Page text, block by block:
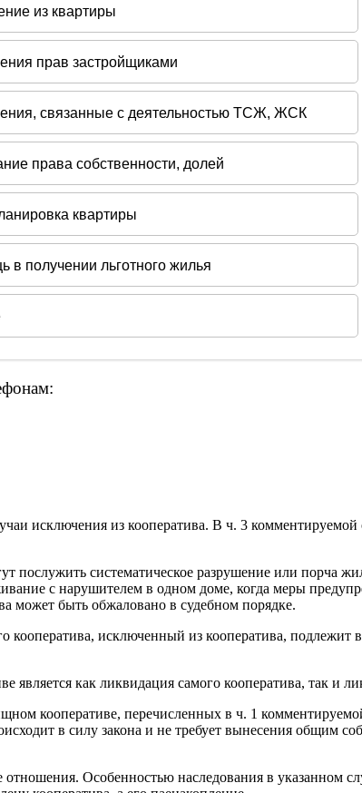
исключения из кооператива. В ч. 3 комментируемой
послужить систематическое разрушение или порча
с нарушителем в одном доме, когда меры
может быть обжаловано в судебном порядке.
исключенный из кооператива,
является как ликвидация самого кооператива, так и
кооперативе, перечисленных в ч. 1
в силу закона и не требует вынесения общим
Особенностью наследования в указанном